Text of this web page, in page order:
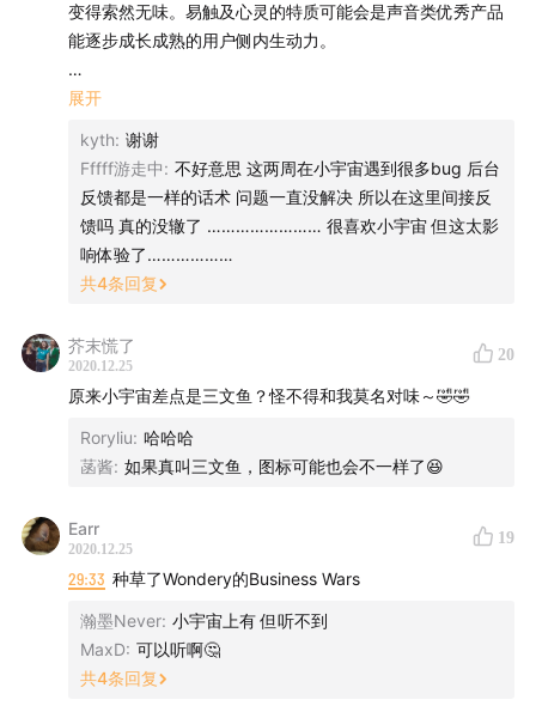
变得索然无味。易触及心灵的特质可能会是声音类优秀产品
能逐步成长成熟的用户侧内生动力。
小宇宙虽然没有统计用户画像，但从产品名称的确立、到全
小宇宙团队对于早期乃至核心用户群体的深度思考与押注。
产品各个细节都是在做选择题，总会有不觉得满足的用户体
验，但从小宇宙所选择的这一套用户价值组合以及对应交换
价值的阶段性获取结果来看，其发展路径选择得可圈可点。
虽然播客平台产品对多方的价值、商业模式以及市场规模的
观或悲观的预测，也不可否认有些有巨大想象空间的2C产品
在用户端能否最终跑出规模来，都是有风险且未知的，不然
些看不懂而又追不上的公司与产品。当然思考的质量是有不
同的，不是每一个理论分析都能被验伪，但也许小宇宙的探
展开
kyth: 谢谢
Fffff游走中: 不好意思 这两周在小宇宙遇到很多bug 后台
反馈都是一样的话术 问题一直没解决 所以在这里间接反
馈吗 真的没辙了 …………………… 很喜欢小宇宙 但这太影
响体验了………………
共4条回复
芥末慌了
2020.12.25
20
原来小宇宙差点是三文鱼？怪不得和我莫名对味～🤣🤣
Roryliu: 哈哈哈
菡酱: 如果真叫三文鱼，图标可能也会不一样了😆
Earr
2020.12.25
19
29:33 种草了Wondery的Business Wars
瀚墨Never: 小宇宙上有 但听不到
MaxD: 可以听啊🤔
共4条回复